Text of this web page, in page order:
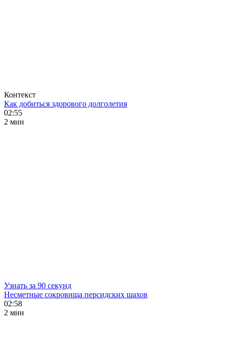
Контекст
Как добиться здорового долголетия
02:55
2 мин
Узнать за 90 секунд
Несметные сокровища персидских шахов
02:58
2 мин